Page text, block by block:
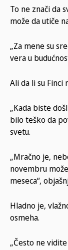
To ne znači da
može da utiče
„Za mene su
vera u
Ali da li su Finci
„Kada biste
bilo teško da
svetu.
„Mračno je,
novembru
meseca“,
Hladno je,
osmeha.
„Često ne